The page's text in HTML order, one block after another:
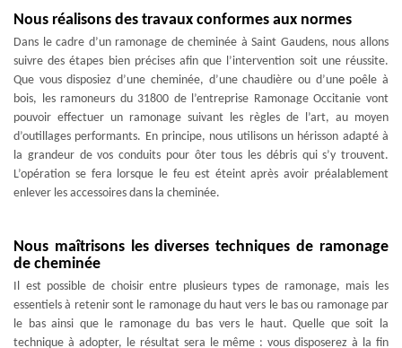
Nous réalisons des travaux conformes aux normes
Dans le cadre d’un ramonage de cheminée à Saint Gaudens, nous allons
suivre des étapes bien précises afin que l’intervention soit une réussite.
Que vous disposiez d’une cheminée, d’une chaudière ou d’une poêle à
bois, les ramoneurs du 31800 de l’entreprise Ramonage Occitanie vont
pouvoir effectuer un ramonage suivant les règles de l’art, au moyen
d’outillages performants. En principe, nous utilisons un hérisson adapté à
la grandeur de vos conduits pour ôter tous les débris qui s’y trouvent.
L’opération se fera lorsque le feu est éteint après avoir préalablement
enlever les accessoires dans la cheminée.
Nous maîtrisons les diverses techniques de ramonage
de cheminée
Il est possible de choisir entre plusieurs types de ramonage, mais les
essentiels à retenir sont le ramonage du haut vers le bas ou ramonage par
le bas ainsi que le ramonage du bas vers le haut. Quelle que soit la
technique à adopter, le résultat sera le même : vous disposerez à la fin